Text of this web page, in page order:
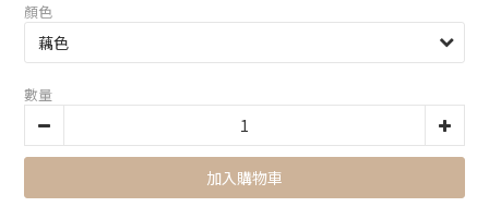
顏色
數量
加入購物車